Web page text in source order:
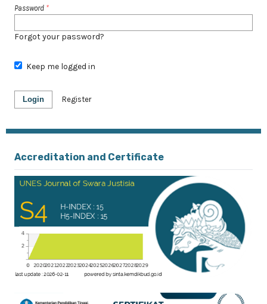
Password *
Forgot your password?
Keep me logged in
Login Register
Accreditation and Certificate